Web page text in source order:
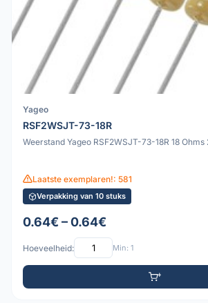
Yageo
RSF2WSJT-73-18R
Weerstand Yageo RSF2WSJT-73-18R 18
Laatste exemplaren!: 581
Verpakking van 10 stuks
0.64€ – 0.64€
Hoeveelheid: Min: 1